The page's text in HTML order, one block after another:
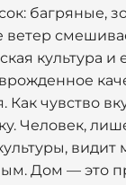
багряные,
ветер
культура и
Как чувство
Человек,
Дом — это